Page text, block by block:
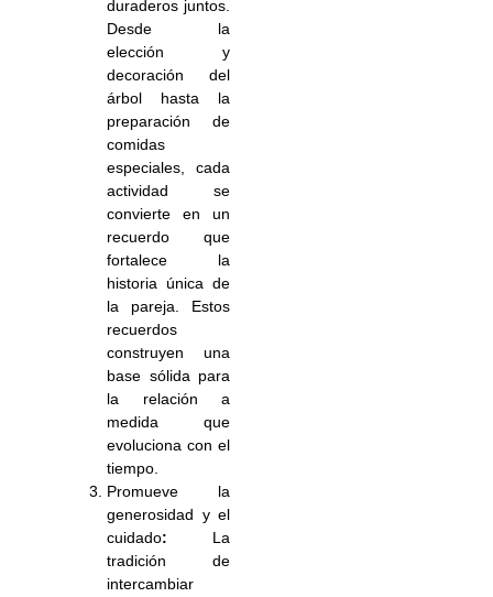
duraderos juntos.
Desde la
elección y
decoración del
árbol hasta la
preparación de
comidas
especiales, cada
actividad se
convierte en un
recuerdo que
fortalece la
historia única de
la pareja. Estos
recuerdos
construyen una
base sólida para
la relación a
medida que
evoluciona con el
tiempo.
Promueve la
generosidad y el
cuidado: La
tradición de
intercambiar